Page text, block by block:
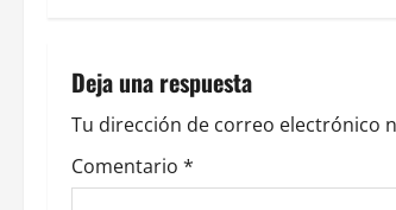
g
a
c
Deja una respuesta
Tu dirección de correo electrónico
Comentario *